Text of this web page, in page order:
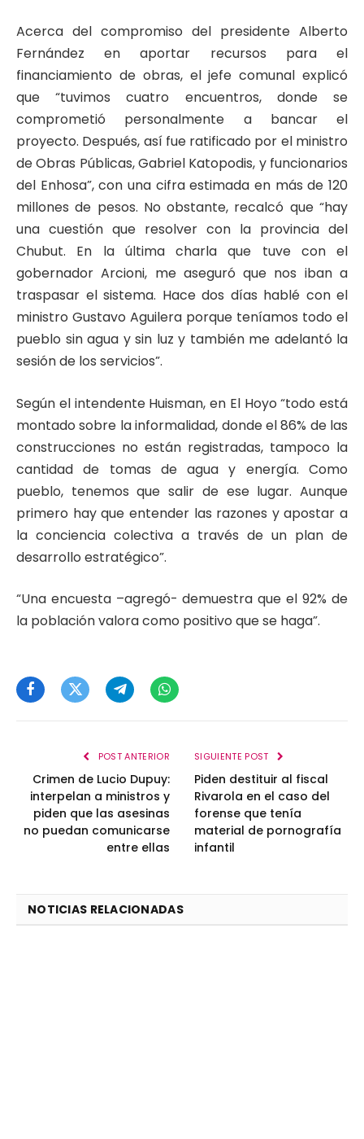
Acerca del compromiso del presidente Alberto
Fernández en aportar recursos para el
financiamiento de obras, el jefe comunal explicó
que “tuvimos cuatro encuentros, donde se
comprometió personalmente a bancar el
proyecto. Después, así fue ratificado por el ministro
de Obras Públicas, Gabriel Katopodis, y funcionarios
del Enhosa”, con una cifra estimada en más de 120
millones de pesos. No obstante, recalcó que “hay
una cuestión que resolver con la provincia del
Chubut. En la última charla que tuve con el
gobernador Arcioni, me aseguró que nos iban a
traspasar el sistema. Hace dos días hablé con el
ministro Gustavo Aguilera porque teníamos todo el
pueblo sin agua y sin luz y también me adelantó la
sesión de los servicios”.
Según el intendente Huisman, en El Hoyo “todo está
montado sobre la informalidad, donde el 86% de las
construcciones no están registradas, tampoco la
cantidad de tomas de agua y energía. Como
pueblo, tenemos que salir de ese lugar. Aunque
primero hay que entender las razones y apostar a
la conciencia colectiva a través de un plan de
desarrollo estratégico”.
“Una encuesta –agregó- demuestra que el 92% de
la población valora como positivo que se haga”.
FacebookTwitterTelegramWhatsApp
POST ANTERIOR
Crimen de Lucio Dupuy:
interpelan a ministros y
piden que las asesinas
no puedan comunicarse
entre ellas
SIGUIENTE POST
Piden destituir al fiscal
Rivarola en el caso del
forense que tenía
material de pornografía
infantil
NOTICIAS RELACIONADAS